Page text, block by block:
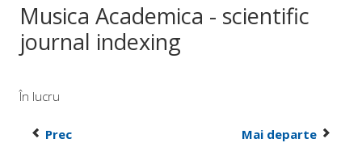
Musica Academica - scientific
journal indexing
În lucru
Prec Mai departe